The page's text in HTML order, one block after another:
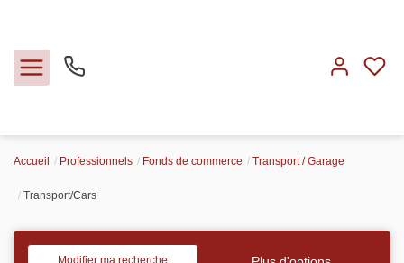
Ventes
Locations
Accueil Professionnels Fonds de commerce Transport / Garage
Transport/Cars